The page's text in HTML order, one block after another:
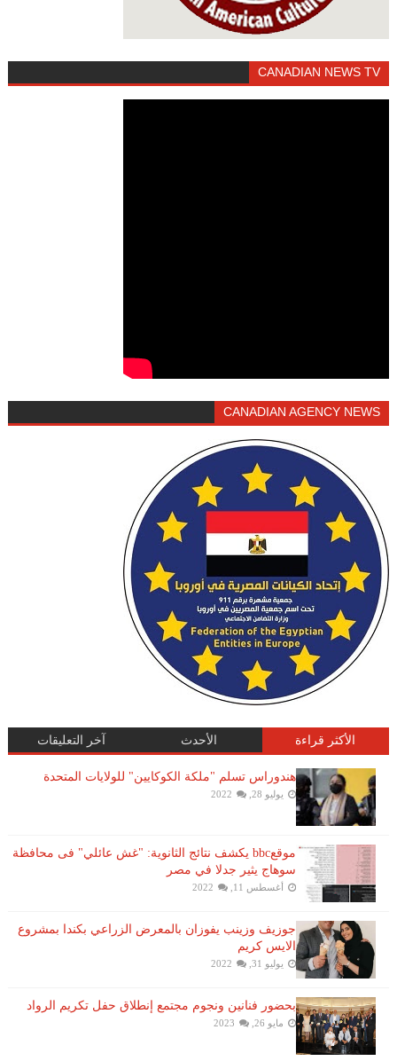
CANADIAN NEWS TV
CANADIAN AGENCY NEWS
الأكثر قراءة الأحدث آخر التعليقات
هندوراس تسلم "ملكة الكوكايين" للولايات المتحدة
يوليو 28, 2022
موقعbbc يكشف نتائج الثانوية: "غش عائلي" فى محافظة
سوهاج يثير جدلا في مصر
أغسطس 11, 2022
جوزيف وزينب يفوزان بالمعرض الزراعي بكندا بمشروع
الايس كريم
يوليو 31, 2022
بحضور فنانين ونجوم مجتمع إنطلاق حفل تكريم الرواد
مايو 26, 2023